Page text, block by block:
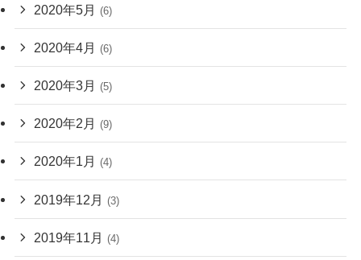
2020年5月 (6)
2020年4月 (6)
2020年3月 (5)
2020年2月 (9)
2020年1月 (4)
2019年12月 (3)
2019年11月 (4)